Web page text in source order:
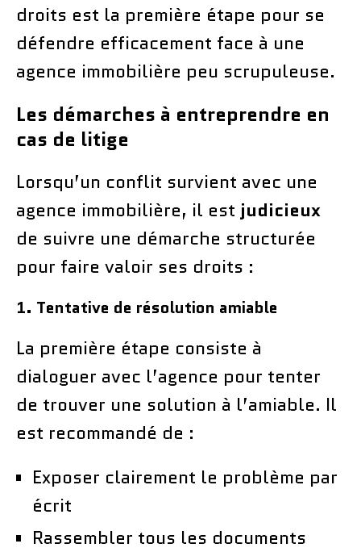
droits est la première étape pour se
défendre efficacement face à une
agence immobilière peu scrupuleuse.
Les démarches à entreprendre en
cas de litige
Lorsqu’un conflit survient avec une
agence immobilière, il est judicieux
de suivre une démarche structurée
pour faire valoir ses droits :
1. Tentative de résolution amiable
La première étape consiste à
dialoguer avec l’agence pour tenter
de trouver une solution à l’amiable. Il
est recommandé de :
Exposer clairement le problème par
écrit
Rassembler tous les documents